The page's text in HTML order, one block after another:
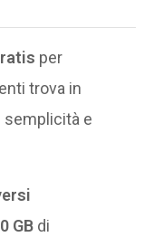
per
trova in
semplicità e
GB di